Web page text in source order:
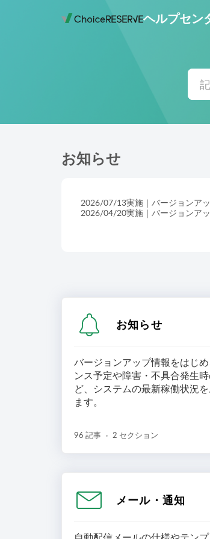
ヘルプセン
お知らせ
2026/07/13実施｜バージョンア
2026/04/20実施｜バージョンア
お知らせ
バージョンアップ情報をはじ
ンス予定や障害・不具合発生
ど、システムの最新稼働状況
ます。
96 記事 2 セクション
メール・通知